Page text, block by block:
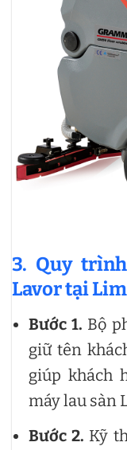
3. Quy
Lavor tại
Bước 1. Bộ
giữ tên
giúp khách
máy lau sàn
Bước 2. Kỹ